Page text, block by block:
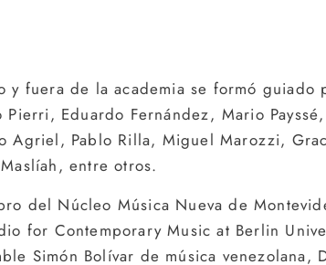
y fuera de la academia se formó guiado
Pierri, Eduardo Fernández, Mario
Agriel, Pablo Rilla, Miguel Marozzi,
entre otros.
del Núcleo Música Nueva de
for Contemporary Music at Berlin
Simón Bolívar de música venezolana,